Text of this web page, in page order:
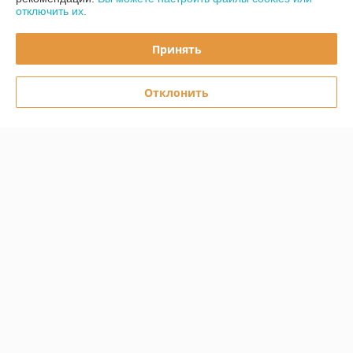
График работы
Политика обработки cookies
отключить их.
Принять
Отклонить